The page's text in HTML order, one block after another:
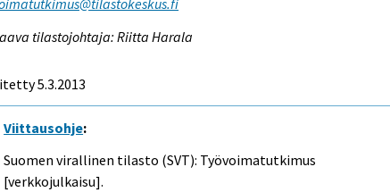
tilastojohtaja: Riitta Harala
5.3.2013
Viittausohje:
Suomen virallinen tilasto (SVT): Työvoimatutkimus
[verkkojulkaisu].